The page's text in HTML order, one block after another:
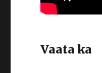
Vaata ka